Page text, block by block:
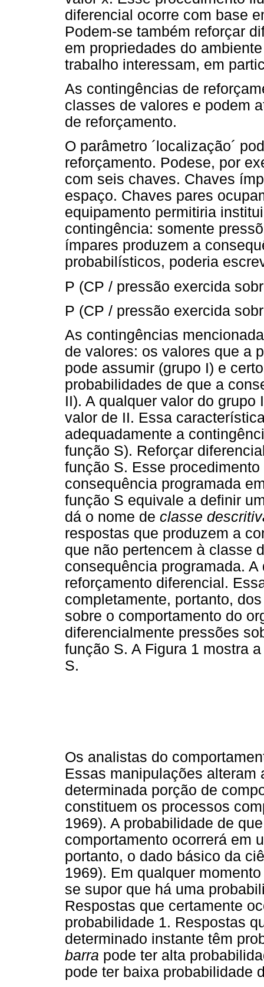
diferencial ocorre com base
Podem-se também reforçar
em propriedades do
trabalho interessam, em
As contingências de
classes de valores e podem
de reforçamento.
O parâmetro ´localização´
reforçamento. Podese, por
com seis chaves. Chaves
espaço. Chaves pares
equipamento permitiria
contingência: somente
ímpares produzem a
probabilísticos, poderia
P (CP / pressão exercida
P (CP / pressão exercida
As contingências
de valores: os valores que a
pode assumir (grupo I) e
probabilidades de que a
II). A qualquer valor do
valor de II. Essa
adequadamente a
função S). Reforçar
função S. Esse
consequência programada
função S equivale a definir
dá o nome de classe
respostas que produzem a
que não pertencem à classe
consequência programada.
reforçamento diferencial.
completamente, portanto,
sobre o comportamento do
diferencialmente pressões
função S. A Figura 1 mostra
S.
Os analistas do
Essas manipulações alteram
determinada porção de
constituem os processos
1969). A probabilidade de
comportamento ocorrerá em
portanto, o dado básico da
1969). Em qualquer
se supor que há uma
Respostas que certamente
probabilidade 1. Respostas
determinado instante têm
barra pode ter alta
pode ter baixa probabilidade